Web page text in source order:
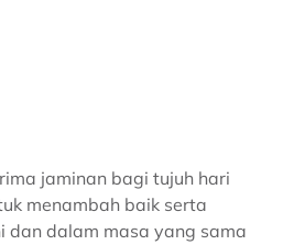
jaminan bagi tujuh hari
menambah baik serta
dan dalam masa yang sama